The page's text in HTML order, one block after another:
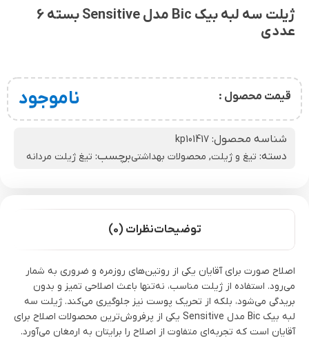
ژیلت سه لبه بیک Bic مدل Sensitive بسته 6
عددی
قیمت محصول : ناموجود
شناسه محصول: kp101417
دسته: تیغ و ژیلت, محصولات بهداشتیبرچسب: تیغ ژیلت مردانه
توضیحاتنظرات (0)
اصلاح صورت برای آقایان یکی از روتین‌های روزمره و ضروری به شمار
می‌رود. استفاده از ژیلت مناسب، نه‌تنها باعث اصلاحی تمیز و بدون
بریدگی می‌شود، بلکه از تحریک پوست نیز جلوگیری می‌کند. ژیلت سه
لبه بیک Bic مدل Sensitive یکی از پرفروش‌ترین محصولات اصلاح برای
آقایان است که تجربه‌ای متفاوت از اصلاح را برایتان به ارمغان می‌آورد.